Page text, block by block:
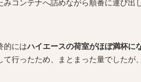
コンテナへ詰めながら順番に運び出
的にはハイエースの荷室がほぼ満杯に
行ったため、まとまった量でしたが